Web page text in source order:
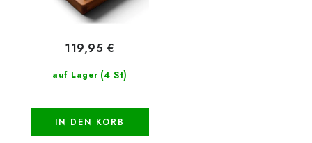
auf Lager (4 St)
119,95 €
IN DEN KORB